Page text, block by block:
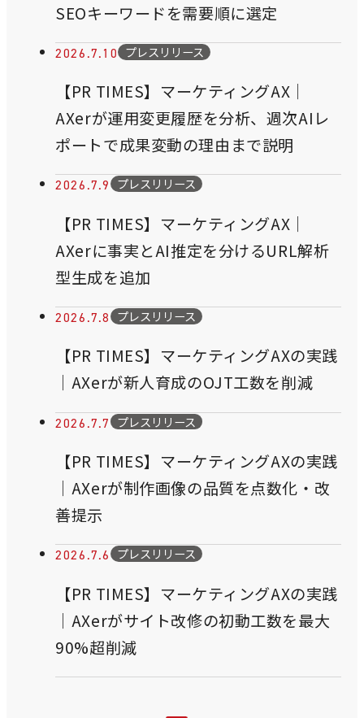
SEOキーワードを需要順に選定
2026.7.10 プレスリリース
【PR TIMES】マーケティングAX｜
AXerが運用変更履歴を分析、週次AIレ
ポートで成果変動の理由まで説明
2026.7.9 プレスリリース
【PR TIMES】マーケティングAX｜
AXerに事実とAI推定を分けるURL解析
型生成を追加
2026.7.8 プレスリリース
【PR TIMES】マーケティングAXの実践
｜AXerが新人育成のOJT工数を削減
2026.7.7 プレスリリース
【PR TIMES】マーケティングAXの実践
｜AXerが制作画像の品質を点数化・改
善提示
2026.7.6 プレスリリース
【PR TIMES】マーケティングAXの実践
｜AXerがサイト改修の初動工数を最大
90%超削減